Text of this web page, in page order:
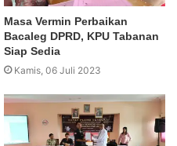
Masa Vermin Perbaikan
Bacaleg DPRD, KPU Tabanan
Siap Sedia
Kamis, 06 Juli 2023